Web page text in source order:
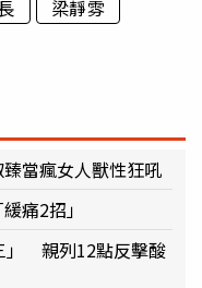
梁靜雰
當瘋女人獸性狂吼
痛2招」
」 親列12點反擊酸